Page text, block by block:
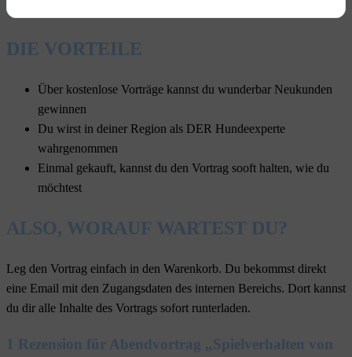
DIE VORTEILE
Über kostenlose Vorträge kannst du wunderbar Neukunden
gewinnen
Du wirst in deiner Region als DER Hundeexperte
wahrgenommen
Einmal gekauft, kannst du den Vortrag sooft halten, wie du
möchtest
ALSO, WORAUF WARTEST DU?
Leg den Vortrag einfach in den Warenkorb. Du bekommst direkt
eine Email mit den Zugangsdaten des internen Bereichs. Dort kannst
du dir alle Inhalte des Vortrags sofort runterladen.
1 Rezension für Abendvortrag „Spielverhalten von